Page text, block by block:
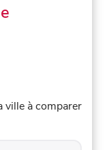
ville à comparer